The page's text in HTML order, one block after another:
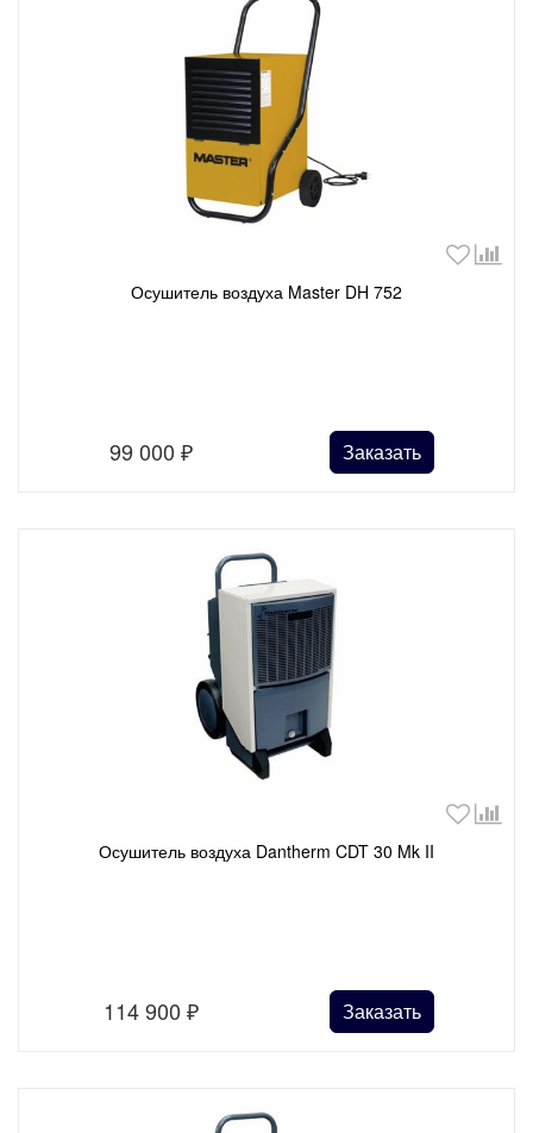
Осушитель воздуха Master DH 752
99 000₽ Заказать
Осушитель воздуха Dantherm CDT 30 Mk II
114 900₽ Заказать